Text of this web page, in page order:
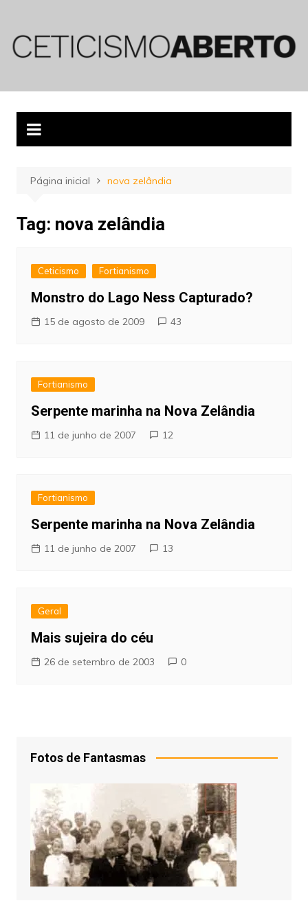
conteúdo
Página inicial nova zelândia
Tag: nova zelândia
Ceticismo Fortianismo
Monstro do Lago Ness Capturado?
15 de agosto de 2009 43
Fortianismo
Serpente marinha na Nova Zelândia
11 de junho de 2007 12
Fortianismo
Serpente marinha na Nova Zelândia
11 de junho de 2007 13
Geral
Mais sujeira do céu
26 de setembro de 2003 0
Fotos de Fantasmas